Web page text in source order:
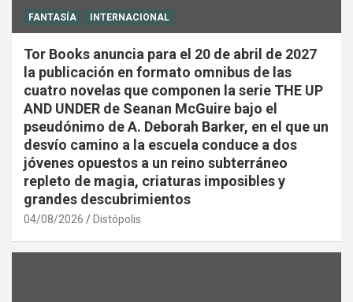
FANTASÍA INTERNACIONAL
Tor Books anuncia para el 20 de abril de 2027
la publicación en formato omnibus de las
cuatro novelas que componen la serie THE UP
AND UNDER de Seanan McGuire bajo el
pseudónimo de A. Deborah Barker, en el que un
desvío camino a la escuela conduce a dos
jóvenes opuestos a un reino subterráneo
repleto de magia, criaturas imposibles y
grandes descubrimientos
04/08/2026 Distópolis